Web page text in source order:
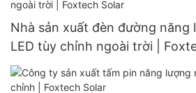
Nhà sản xuất đèn đường năng
LED tùy chỉnh ngoài trời |